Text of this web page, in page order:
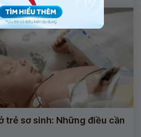
trẻ sơ sinh: Những điều cần